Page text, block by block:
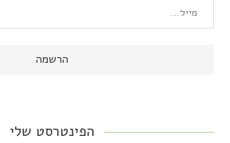
הפינטרסט שלי